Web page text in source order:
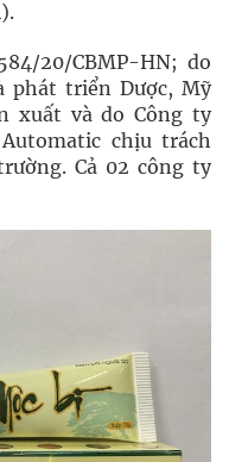
20/CBMP-HN; do
phát triển Dược, Mỹ
xuất và do Công ty
chịu trách
Cả 02 công ty